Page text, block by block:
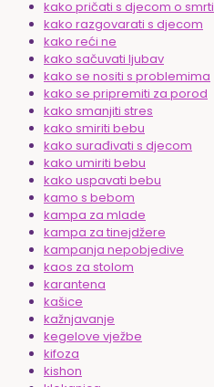
kako pričati s djecom o smrti
kako razgovarati s djecom
kako reći ne
kako sačuvati ljubav
kako se nositi s problemima
kako se pripremiti za porod
kako smanjiti stres
kako smiriti bebu
kako surađivati s djecom
kako umiriti bebu
kako uspavati bebu
kamo s bebom
kampa za mlade
kampa za tinejdžere
kampanja nepobjedive
kaos za stolom
karantena
kašice
kažnjavanje
kegelove vježbe
kifoza
kishon